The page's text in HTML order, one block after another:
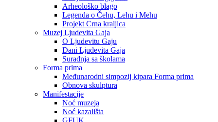
Arheološko blago
Legenda o Čehu, Lehu i Mehu
Projekt Crna kraljica
Muzej Ljudevita Gaja
O Ljudevitu Gaju
Dani Ljudevita Gaja
Suradnja sa školama
Forma prima
Međunarodni simpozij kipara Forma prima
Obnova skulptura
Manifestacije
Noć muzeja
Noć kazališta
GFUK